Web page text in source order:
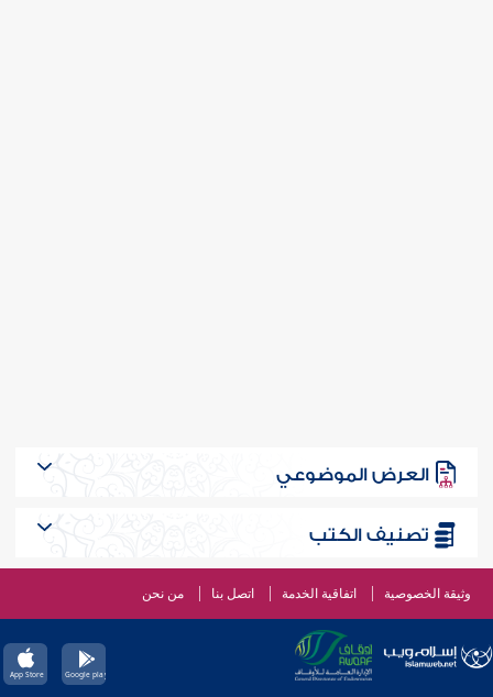
العرض الموضوعي
تصنيف الكتب
وثيقة الخصوصية اتفاقية الخدمة اتصل بنا من نحن